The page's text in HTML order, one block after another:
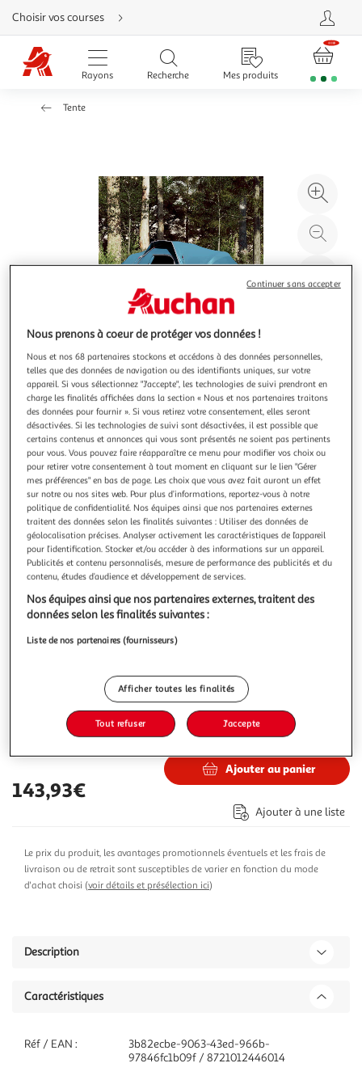
Aller
directement
au
contenu
Aller
directement
Aller
Choisir vos courses
Rayons Recherche Mes produits
Tente
à
100
le
Illustration
précédente
Illustration
suivante
VIDAXL
Tente familiale a dome 9 personnes bleu
impermeable
Cette tente familiale au look moderne vous protege des
intemperies et offre un endroit confortable pour des
aventures partout. Conception impermeable a l'eau tout
autour : cette tente de camping, fabriquee en polyester
avec un revetement PU, est impermeable et resistante au
vent. Les coutures etanch
En savoir +
Vendu parMultishop
Livraison dès 5/6 jours
Plus d'options
Vendu par Multishop
Livraison dès 1/2 semaines
Livraison offerte
Plus d'options
Vendu parASD 175,69€
143,93€
Ajouter au panier
Ajouter à une liste
Le prix du produit, les avantages promotionnels éventuels et les frais de
livraison ou de retrait sont susceptibles de varier en fonction du mode
d'achat choisi (voir détails et présélection ici)
Description
Caractéristiques
Réf / EAN :
3b82ecbe-9063-43ed-966b-
97846fc1b09f / 8721012446014
Nous prenons à coeur de protéger vos données !
Nous et nos 68 partenaires stockons et accédons à des données personnelles,
telles que des données de navigation ou des identifiants uniques, sur votre
appareil. Si vous sélectionnez "J'accepte", les technologies de suivi prendront en
charge les finalités affichées dans la section « Nous et nos partenaires traitons
des données pour fournir ». Si vous retirez votre consentement, elles seront
désactivées. Si les technologies de suivi sont désactivées, il est possible que
certains contenus et annonces qui vous sont présentés ne soient pas pertinents
pour vous. Vous pouvez faire réapparaître ce menu pour modifier vos choix ou
pour retirer votre consentement à tout moment en cliquant sur le lien "Gérer
mes préférences" en bas de page. Les choix que vous avez fait auront un effet
sur notre ou nos sites web. Pour plus d’informations, reportez-vous à notre
politique de confidentialité. Nos équipes ainsi que nos partenaires externes
traitent des données selon les finalités suivantes : Utiliser des données de
géolocalisation précises. Analyser activement les caractéristiques de l’appareil
pour l’identification. Stocker et/ou accéder à des informations sur un appareil.
Publicités et contenu personnalisés, mesure de performance des publicités et du
contenu, études d’audience et développement de services.
Nos équipes ainsi que nos partenaires externes, traitent des
données selon les finalités suivantes :
Liste de nos partenaires (fournisseurs)
Afficher toutes les finalités
Tout refuser J'accepte
Continuer sans accepter